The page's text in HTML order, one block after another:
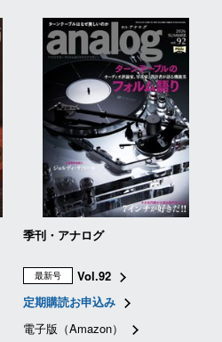
季刊・アナログ
最新号
Vol.92
定期購読お申込み
電子版（Amazon）